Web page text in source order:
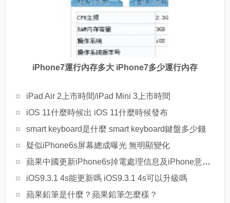
iPhone7運行內存多大 iPhone7多少運行內存
iPad Air 2上市時間/iPad Mini 3上市時間
iOS 11什麼時候出 iOS 11什麼時候發布
smart keyboard是什麼 smart keyboard鍵盤多少錢
疑似iPhone6s屏幕總成曝光 無明顯變化
蘋果中國更新iPhone6s掉電處理信息及iPhone意外關機問題
iOS9.3.1 4s能更新嗎 iOS9.3.1 4s可以升級嗎
蘋果鉛筆是什麼？蘋果鉛筆怎麼樣？